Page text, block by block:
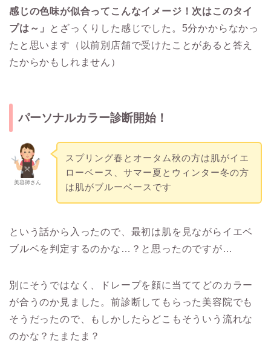
感じの色味が似合ってこんなイメージ！次はこのタイ
プは～」
とざっくりした感じでした。5分かからなかっ
たと思います（以前別店舗で受けたことがあると答え
たからかもしれません）
パーソナルカラー診断開始！
美容師さん
スプリング春とオータム秋の方は肌がイエ
ローベース、サマー夏とウィンター冬の方
は肌がブルーベースです
という話から入ったので、最初は肌を見ながらイエベ
ブルベを判定するのかな…？と思ったのですが…
別にそうではなく、ドレープを顔に当ててどのカラー
が合うのか見ました。前診断してもらった美容院でも
そうだったので、もしかしたらどこもそういう流れな
のかな？たまたま？